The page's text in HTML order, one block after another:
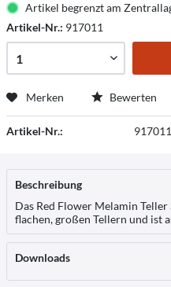
Artikel begrenzt am
Artikel-Nr.: 917011
Merken Bewerten
Artikel-Nr.: 917011
Beschreibung
Das Red Flower Melamin
flachen, großen Tellern und ist
Downloads